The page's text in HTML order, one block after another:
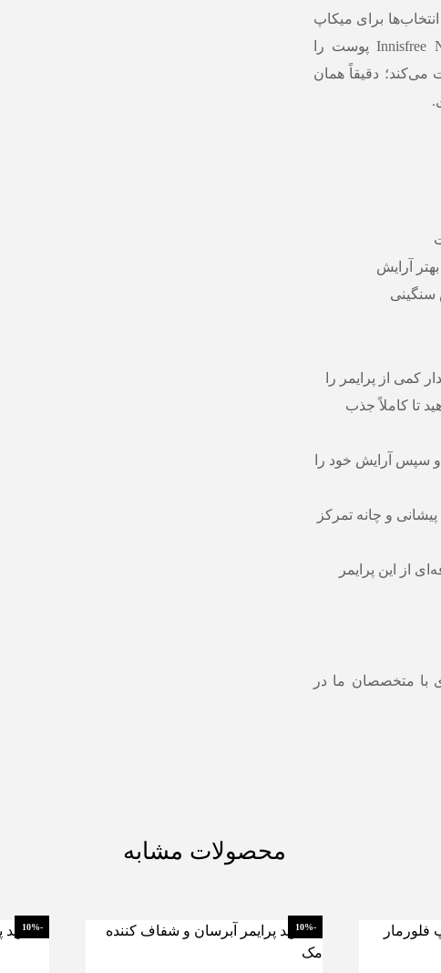
برای میکاپ
روزانه و حرفه‌ای است. Innisfree No-Sebum Blur Primer پوست را
می‌کند؛ دقیقاً همان
آرایش
از پرایمر را
تا کاملاً جذب
سپس آرایش خود را
و چانه تمرکز
از این پرایمر
با متخصصان ما در
محصولات مشابه
-10%
-10%